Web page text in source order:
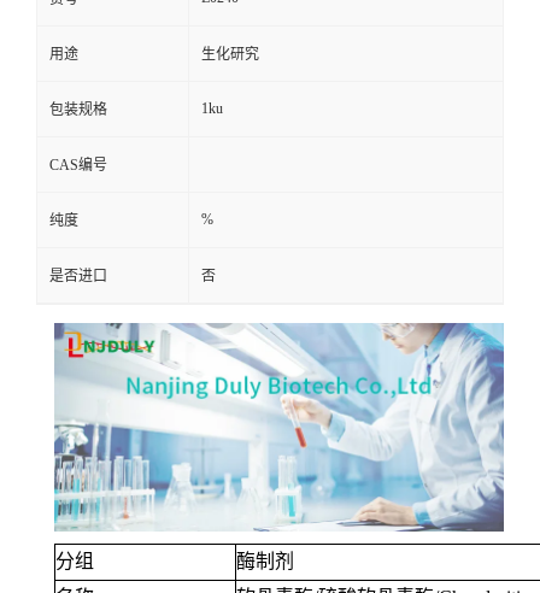
用途 生化研究
包装规格 1ku
CAS编号
纯度 %
是否进口 否
分组
酶制剂